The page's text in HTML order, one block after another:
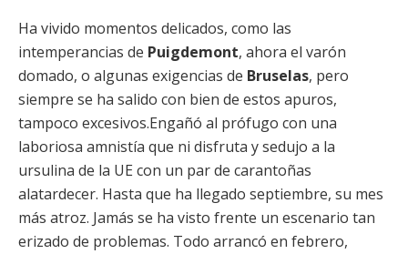
Ha vivido momentos delicados, como las
intemperancias de Puigdemont, ahora el varón
domado, o algunas exigencias de Bruselas, pero
siempre se ha salido con bien de estos apuros,
tampoco excesivos.Engañó al prófugo con una
laboriosa amnistía que ni disfruta y sedujo a la
ursulina de la UE con un par de carantoñas
alatardecer. Hasta que ha llegado septiembre, su mes
más atroz. Jamás se ha visto frente un escenario tan
erizado de problemas. Todo arrancó en febrero,